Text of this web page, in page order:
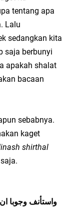
Desain dan Jurnalistik
Berkah Ilmu
Fiddin
tentang apa
Lalu
sedangkan kita
saja berbunyi
apakah shalat
bacaan
sebabnya.
kaget
shirthal
واستأنف وجوبا